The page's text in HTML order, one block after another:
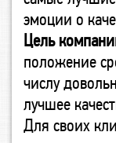
эмоции о
Цель
положение
числу
лучшее
Для своих